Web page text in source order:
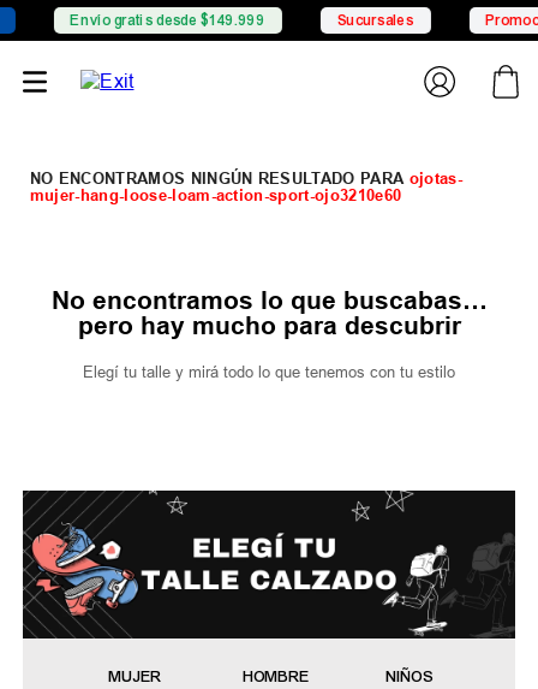
Envío gratis desde $149.999 Sucursales
ojotas-
mujer-hang-loose-loam-action-sport-ojo3210e60
No encontramos lo que buscabas…
pero hay mucho para descubrir
Elegí tu talle y mirá todo lo que tenemos con tu estilo
MUJER HOMBRE NIÑOS